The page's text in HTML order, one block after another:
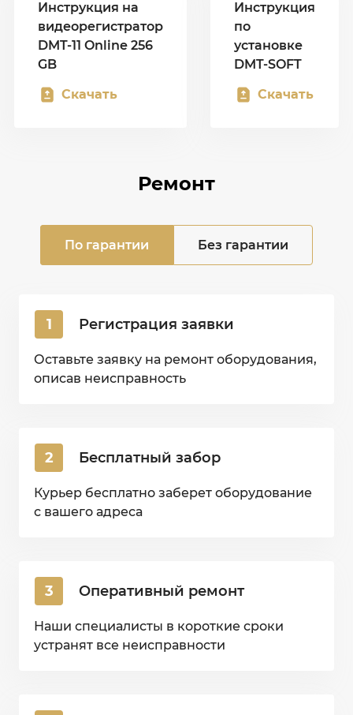
Инструкция на
видеорегистратор
DMT-11 Online 256
GB
Скачать
Инструкция
по
установке
DMT-SOFT
Скачать
Ремонт
По гарантии Без гарантии
1 Регистрация заявки
Оставьте заявку на ремонт оборудования,
описав неисправность
2 Бесплатный забор
Курьер бесплатно заберет оборудование
с вашего адреса
3 Оперативный ремонт
Наши специалисты в короткие сроки
устранят все неисправности